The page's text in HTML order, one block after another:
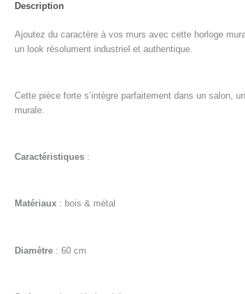
Description
Ajoutez du caractère à vos murs avec cette horloge
un look résolument industriel et authentique.
Cette pièce forte s’intègre parfaitement dans un salon,
murale.
Caractéristiques:
Matériaux: bois & métal
Diamètre: 60 cm